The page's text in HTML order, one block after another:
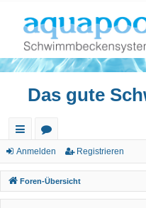
Das gute
ch
ne
llz
or
en
Anmelden Registrieren
Foren-Übersicht